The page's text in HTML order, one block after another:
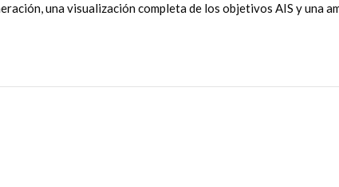
una visualización completa de los objetivos AIS y una